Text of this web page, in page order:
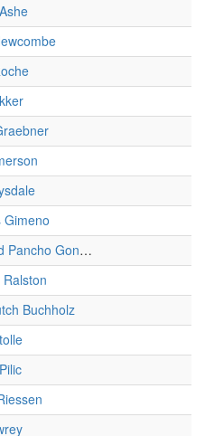
Gimeno
Richard Pancho Gonzales
Buchholz